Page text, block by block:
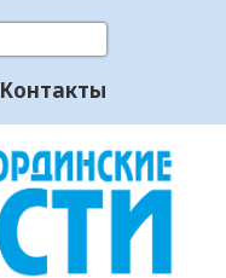
Контакты